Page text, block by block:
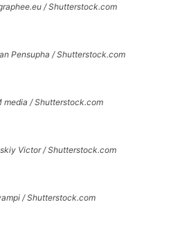
/ Shutterstock.com
Pensupha / Shutterstock.com
media / Shutterstock.com
Victor / Shutterstock.com
/ Shutterstock.com